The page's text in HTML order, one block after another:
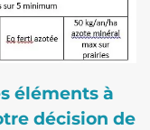
éléments à
décision de